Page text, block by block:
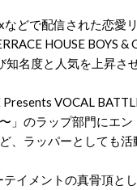
どで配信された恋愛
HOUSE BOYS &
名度と人気を上昇さ
VOCAL
」のラップ部門にエン
、ラッパーとしても活
イメントの真骨頂と